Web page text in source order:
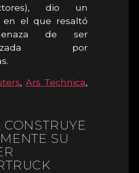
dio un
en el que resaltó
de ser
por
, Ars Technica,
CONSTRUYE
SU